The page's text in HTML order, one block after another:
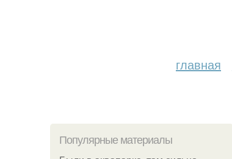
главная
Популярные материалы